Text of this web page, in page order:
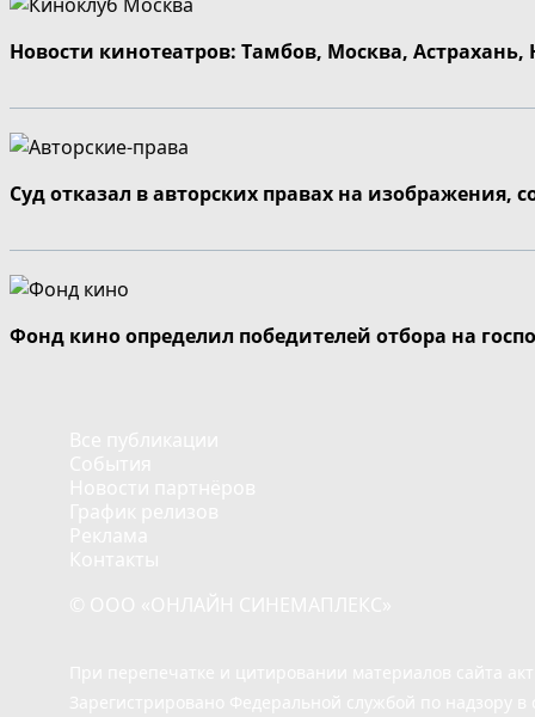
Новости кинотеатров: Тамбов, Москва,
Суд отказал в авторских правах на изображения,
Фонд кино определил победителей отбора на